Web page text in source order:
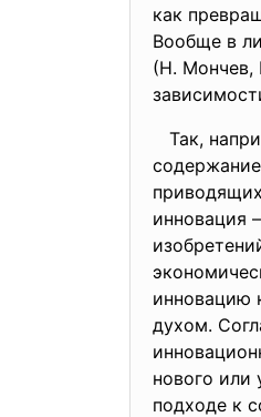
как
Вообще в
(Н. Мончев,
Так,
инновация
инновацию
духом.
нового или
подходе к